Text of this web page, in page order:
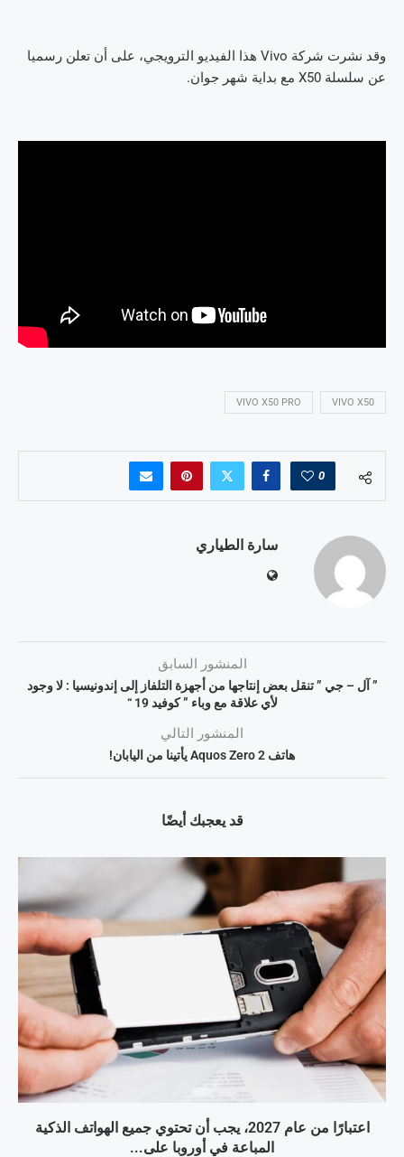
وقد نشرت شركة Vivo هذا الفيديو الترويجي، على أن تعلن رسميا
عن سلسلة X50 مع بداية شهر جوان.
VIVO X50
VIVO X50 PRO
0
سارة الطياري
المنشور السابق
” آل – جي ” تنقل بعض إنتاجها من أجهزة التلفاز إلى إندونيسيا : لا وجود
لأي علاقة مع وباء ” كوفيد 19 “
المنشور التالي
هاتف Aquos Zero 2 يأتينا من اليابان!
قد يعجبك أيضًا
اعتبارًا من عام 2027، يجب أن تحتوي جميع الهواتف الذكية
المباعة في أوروبا على...